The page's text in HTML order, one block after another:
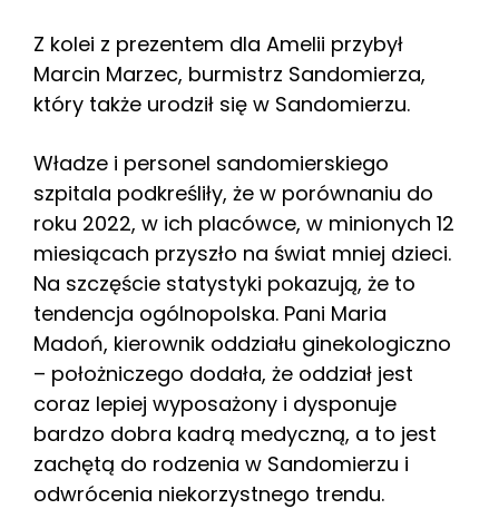
Z kolei z prezentem dla Amelii przybył
Marcin Marzec, burmistrz Sandomierza,
który także urodził się w Sandomierzu.
Władze i personel sandomierskiego
szpitala podkreśliły, że w porównaniu do
roku 2022, w ich placówce, w minionych 12
miesiącach przyszło na świat mniej dzieci.
Na szczęście statystyki pokazują, że to
tendencja ogólnopolska. Pani Maria
Madoń, kierownik oddziału ginekologiczno
– położniczego dodała, że oddział jest
coraz lepiej wyposażony i dysponuje
bardzo dobra kadrą medyczną, a to jest
zachętą do rodzenia w Sandomierzu i
odwrócenia niekorzystnego trendu.